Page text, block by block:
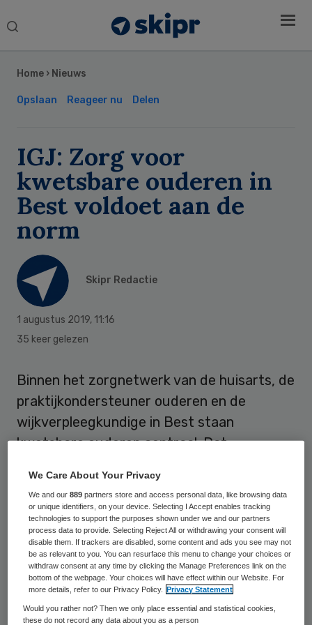
Search
Home › Nieuws
Opslaan Reageer nu Delen
IGJ: Zorg voor
kwetsbare ouderen in
Best voldoet aan de
norm
Skipr Redactie
1 augustus 2019, 11:16
35 keer gelezen
Binnen het zorgnetwerk van de huisarts, de
praktijkondersteuner ouderen en de
wijkverpleegkundige in Best staan
kwetsbare ouderen centraal. Dat
netwerktoezicht in de Noord-Brabantse
gemeente.
Het doel van het bezoek aan de gemeente
Best was om zicht te krijgen op de
samenwerking tussen de huisartsenzorg en
de wijkverpleging bij de zorg voor
Sidebar
We Care About Your Privacy
We and our889 partners store and access personal data, like browsing data
or unique identifiers, on your device. Selecting I Accept enables tracking
technologies to support the purposes shown under we and our partners
process data to provide. Selecting Reject All or withdrawing your consent will
disable them. If trackers are disabled, some content and ads you see may not
be as relevant to you. You can resurface this menu to change your choices or
withdraw consent at any time by clicking the Manage Preferences link on the
bottom of the webpage. Your choices will have effect within our Website. For
more details, refer to our Privacy Policy.
Privacy Statement
Would you rather not? Then we only place essential and statistical cookies,
these do not record any data about you as a person